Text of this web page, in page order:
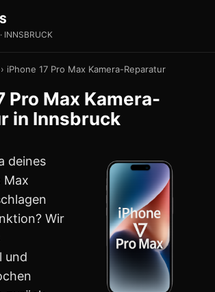
INNSBRUCK
› iPhone 17 Pro Max Kamera-Reparatur
Pro Max Kamera-
in Innsbruck
deines
Max
Wir
und